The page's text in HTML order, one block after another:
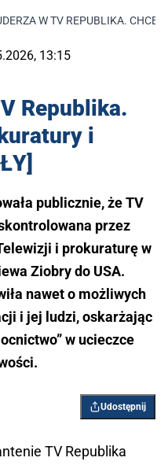
W TV REPUBLIKA. CHCE
13:15
Republika.
i
publicznie, że TV
przez
i prokuraturę w
Ziobry do USA.
nawet o możliwych
i jej ludzi, oskarżając
w ucieczce
Udostępnij
TV Republika